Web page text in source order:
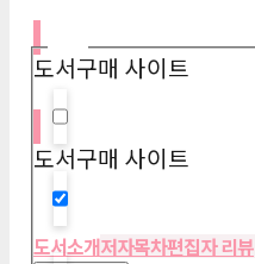
도서구매 사이트
도서구매 사이트
도서소개저자목차편집자 리뷰